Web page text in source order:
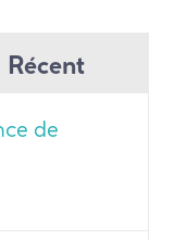
Récent
de